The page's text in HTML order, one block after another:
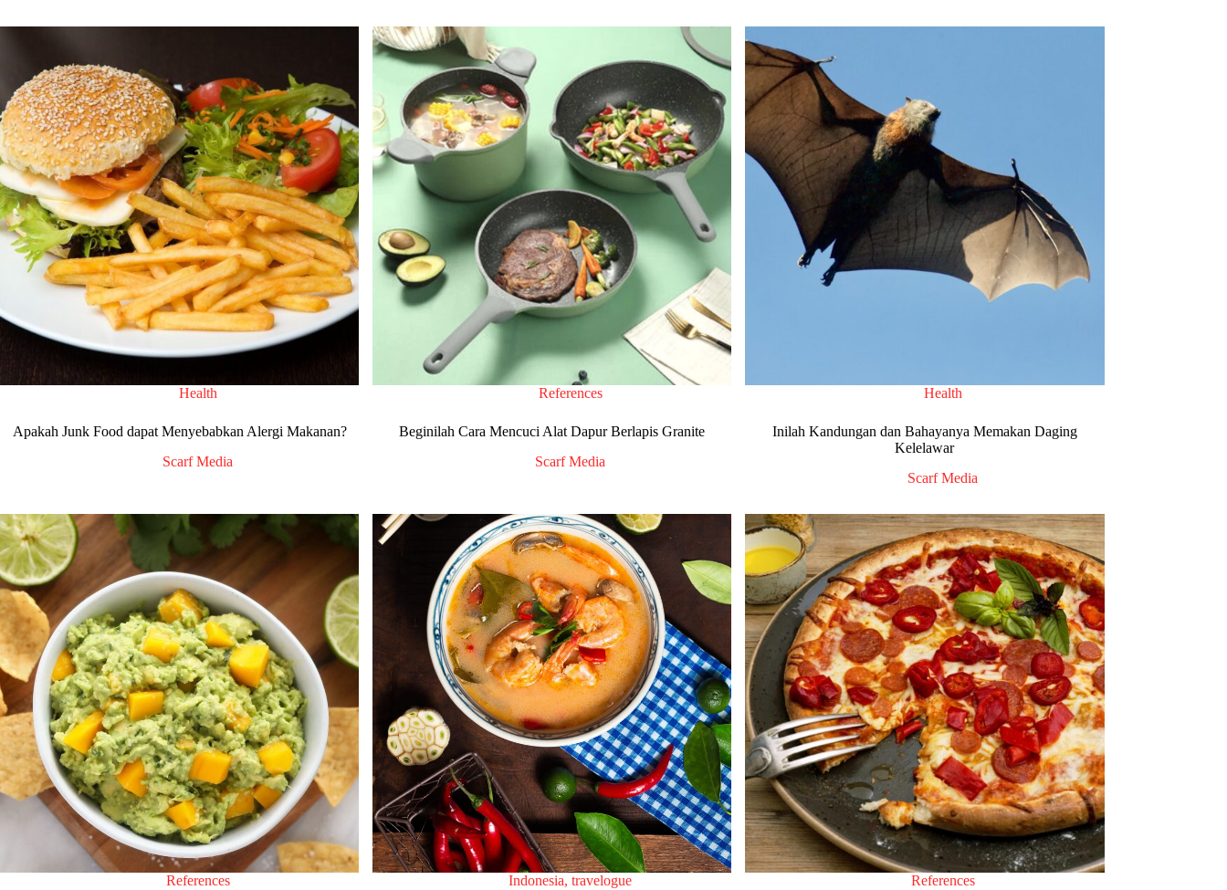
Health
Apakah Junk Food dapat Menyebabkan Alergi Makanan?
Scarf Media
References
Beginilah Cara Mencuci Alat Dapur Berlapis Granite
Scarf Media
Health
Inilah Kandungan dan Bahayanya Memakan Daging
Kelelawar
Scarf Media
References Indonesia,travelogue References